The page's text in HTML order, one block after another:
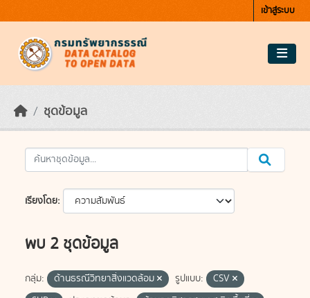
เข้าสู่ระบบ
ชุดข้อมูล
เรียงโดย
พบ 2 ชุดข้อมูล
กลุ่ม: ด้านธรณีวิทยาสิ่งแวดล้อม รูปแบบ:
CSV